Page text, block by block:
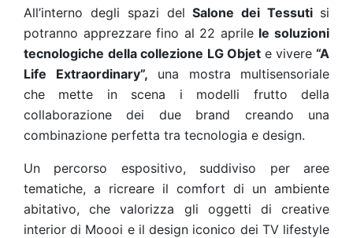
All’interno degli spazi delSalone dei Tessuti si
potranno apprezzare fino al 22 aprile le soluzioni
tecnologiche della collezione LG Objet e vivere “A
Life Extraordinary”, una mostra multisensoriale
che mette in scena i modelli frutto della
collaborazione dei due brand creando una
combinazione perfetta tra tecnologia e design.
Un percorso espositivo, suddiviso per aree
tematiche, a ricreare il comfort di un ambiente
abitativo, che valorizza gli oggetti di creative
interior di Moooi e il design iconico dei TV lifestyle